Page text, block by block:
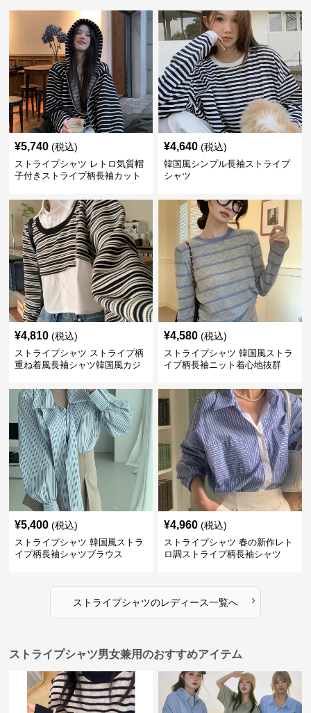
¥5,740 (税込)
ストライプシャツ レトロ気質帽
子付きストライプ柄長袖カット
¥4,640 (税込)
韓国風シンプル長袖ストライプ
シャツ
¥4,810 (税込)
ストライプシャツ ストライプ柄
重ね着風長袖シャツ韓国風カジ
¥4,580 (税込)
ストライプシャツ 韓国風ストラ
イプ柄長袖ニット着心地抜群
¥5,400 (税込)
ストライプシャツ 韓国風ストラ
イプ柄長袖シャツブラウス
¥4,960 (税込)
ストライプシャツ 春の新作レト
ロ調ストライプ柄長袖シャツ
ストライプシャツのレディース一覧へ ›
ストライプシャツ男女兼用のおすすめアイテム